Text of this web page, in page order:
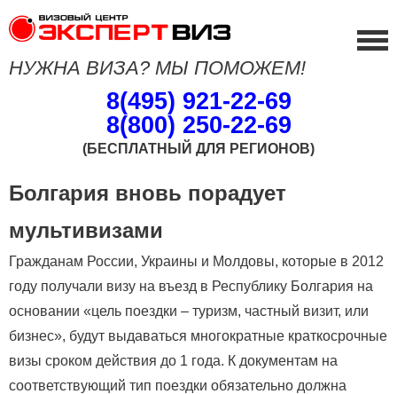
НУЖНА ВИЗА? МЫ ПОМОЖЕМ!
8(495) 921-22-69
8(800) 250-22-69
(БЕСПЛАТНЫЙ ДЛЯ РЕГИОНОВ)
Болгария вновь порадует
мультивизами
Гражданам России, Украины и Молдовы, которые в 2012
году получали визу на въезд в Республику Болгария на
основании «цель поездки – туризм, частный визит, или
бизнес», будут выдаваться многократные краткосрочные
визы сроком действия до 1 года. К документам на
соответствующий тип поездки обязательно должна